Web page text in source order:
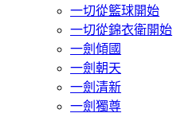
一切從籃球開始
一切從錦衣衛開始
一劍傾國
一劍朝天
一劍清新
一劍獨尊